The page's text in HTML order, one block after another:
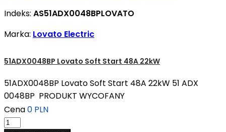
Indeks: AS51ADX0048BPLOVATO
Marka: Lovato Electric
51ADX0048BP Lovato Soft Start 48A 22kW
51ADX0048BP Lovato Soft Start 48A 22kW 51 ADX
0048BP PRODUKT WYCOFANY
Cena0 PLN